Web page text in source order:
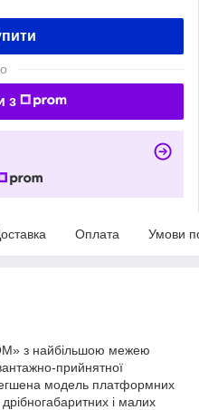
з
Оплата Умови
з найбільшою межею
прийнятної
модель платформних
і малих